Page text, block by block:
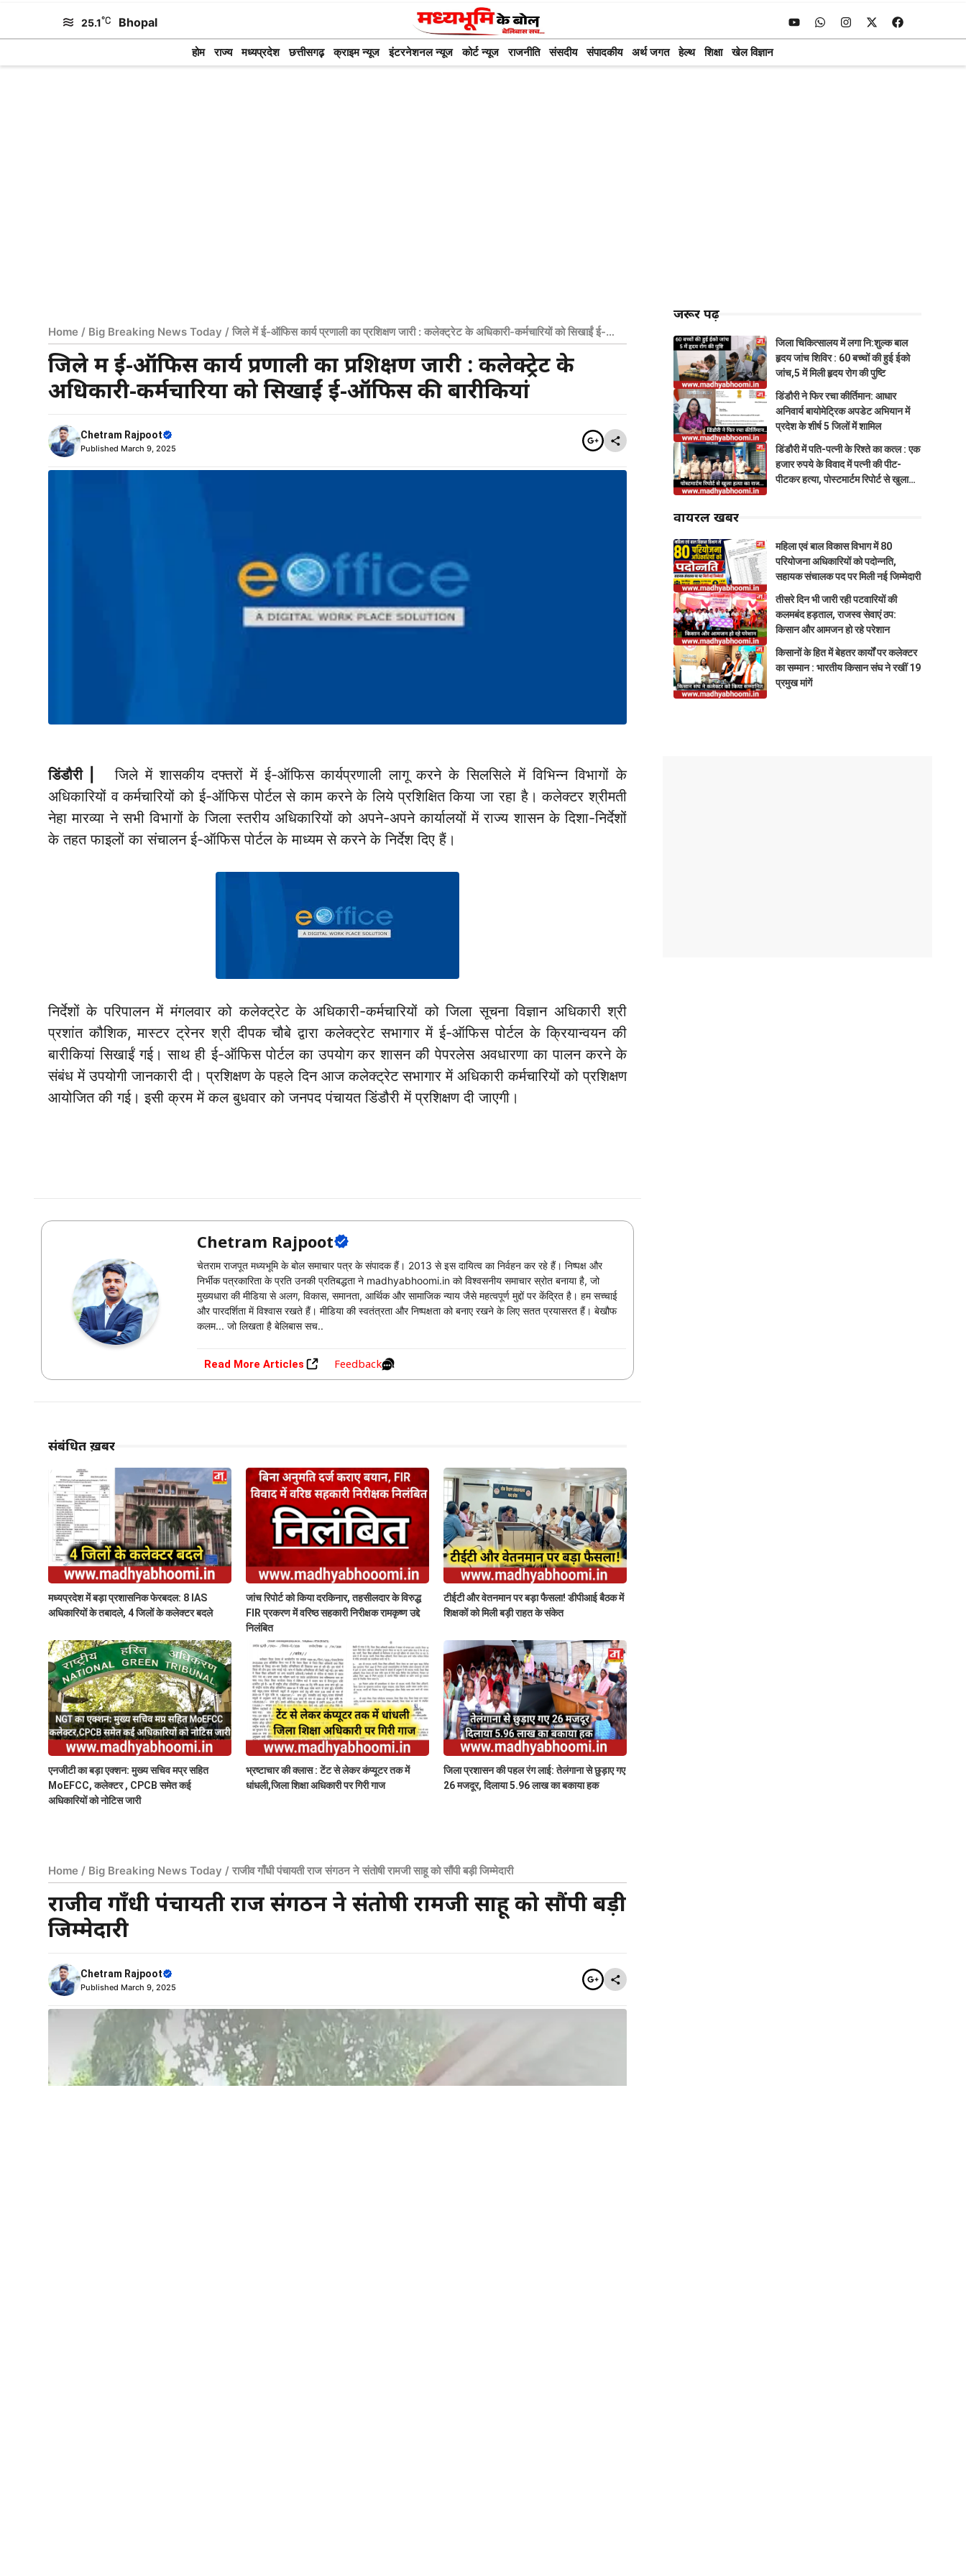
to
25.1 Bhopal
होम राज्य मध्यप्रदेश छत्तीसगढ़़ क्राइम न्यूज इंटरनेशनल न्यूज कोर्ट न्यूज राजनीति संसदीय संपादकीय अर्थ जगत हेल्थ शिक्षा खेल विज्ञान
Home / Big Breaking News Today / जिले में ई-ऑफिस कार्य प्रणाली का प्रशिक्षण जारी : कलेक्ट्रेट के अधिकारी-कर्मचारियों को सिखाईं ई-
ऑफिस की बारीकियां
जिले में ई-ऑफिस कार्य प्रणाली का प्रशिक्षण जारी : कलेक्ट्रेट के
अधिकारी-कर्मचारियों को सिखाईं ई-ऑफिस की बारीकियां
Chetram Rajpoot
Published March 9, 2025
डिंडौरी |
जिले में शासकीय दफ्तरों में ई-ऑफिस कार्यप्रणाली लागू करने के सिलसिले में विभिन्न विभागों के
अधिकारियों व कर्मचारियों को ई-ऑफिस पोर्टल से काम करने के लिये प्रशिक्षित किया जा रहा है। कलेक्टर श्रीमती
नेहा मारव्या ने सभी विभागों के जिला स्तरीय अधिकारियों को अपने-अपने कार्यालयों में राज्य शासन के दिशा-निर्देशों
के तहत फाइलों का संचालन ई-ऑफिस पोर्टल के माध्यम से करने के निर्देश दिए हैं।
निर्देशों के परिपालन में मंगलवार को कलेक्ट्रेट के अधिकारी-कर्मचारियों को जिला सूचना विज्ञान अधिकारी श्री
प्रशांत कौशिक, मास्टर ट्रेनर श्री दीपक चौबे द्वारा कलेक्ट्रेट सभागार में ई-ऑफिस पोर्टल के क्रियान्वयन की
बारीकियां सिखाईं गई। साथ ही ई-ऑफिस पोर्टल का उपयोग कर शासन की पेपरलेस अवधारणा का पालन करने के
संबंध में उपयोगी जानकारी दी। प्रशिक्षण के पहले दिन आज कलेक्ट्रेट सभागार में अधिकारी कर्मचारियों को प्रशिक्षण
आयोजित की गई। इसी क्रम में कल बुधवार को जनपद पंचायत डिंडौरी में प्रशिक्षण दी जाएगी।
Chetram Rajpoot
चेतराम राजपूत मध्यभूमि के बोल समाचार पत्र के संपादक हैं। 2013 से इस दायित्व का निर्वहन कर रहे हैं। निष्पक्ष और
निर्भीक पत्रकारिता के प्रति उनकी प्रतिबद्धता ने madhyabhoomi.in को विश्वसनीय समाचार स्रोत बनाया है, जो
मुख्यधारा की मीडिया से अलग, विकास, समानता, आर्थिक और सामाजिक न्याय जैसे महत्वपूर्ण मुद्दों पर केंद्रित है। हम सच्चाई
और पारदर्शिता में विश्वास रखते हैं। मीडिया की स्वतंत्रता और निष्पक्षता को बनाए रखने के लिए सतत प्रयासरत हैं। बेखौफ
कलम... जो लिखता है बेलिबास सच..
Read More Articles Feedback
संबंधित ख़बरें
मध्यप्रदेश में बड़ा प्रशासनिक फेरबदल: 8 IAS
अधिकारियों के तबादले, 4 जिलों के कलेक्टर बदले
जांच रिपोर्ट को किया दरकिनार, तहसीलदार के विरुद्ध
FIR प्रकरण में वरिष्ठ सहकारी निरीक्षक रामकृष्ण उद्दे
निलंबित
टीईटी और वेतनमान पर बड़ा फैसला! डीपीआई बैठक में
शिक्षकों को मिली बड़ी राहत के संकेत
एनजीटी का बड़ा एक्शन: मुख्य सचिव मप्र सहित
MoEFCC, कलेक्टर , CPCB समेत कई
अधिकारियों को नोटिस जारी
भ्रष्टाचार की क्लास : टेंट से लेकर कंप्यूटर तक में
धांधली,जिला शिक्षा अधिकारी पर गिरी गाज
जिला प्रशासन की पहल रंग लाई: तेलंगाना से छुड़ाए गए
26 मजदूर, दिलाया 5.96 लाख का बकाया हक
Home / Big Breaking News Today / राजीव गाँधी पंचायती राज संगठन ने संतोषी रामजी साहू को सौंपी बड़ी जिम्मेदारी
राजीव गाँधी पंचायती राज संगठन ने संतोषी रामजी साहू को सौंपी बड़ी
जिम्मेदारी
Chetram Rajpoot
Published March 9, 2025
जरूर पढ़ें
जिला चिकित्सालय में लगा नि:शुल्क बाल
हृदय जांच शिविर : 60 बच्चों की हुई ईको
जांच,5 में मिली हृदय रोग की पुष्टि
डिंडौरी ने फिर रचा कीर्तिमान: आधार
अनिवार्य बायोमेट्रिक अपडेट अभियान में
प्रदेश के शीर्ष 5 जिलों में शामिल
डिंडौरी में पति-पत्नी के रिश्ते का कत्ल : एक
हजार रुपये के विवाद में पत्नी की पीट-
पीटकर हत्या, पोस्टमार्टम रिपोर्ट से खुला
वायरल खबरें
महिला एवं बाल विकास विभाग में 80
परियोजना अधिकारियों को पदोन्नति,
सहायक संचालक पद पर मिली नई जिम्मेदारी
तीसरे दिन भी जारी रही पटवारियों की
कलमबंद हड़ताल, राजस्व सेवाएं ठप:
किसान और आमजन हो रहे परेशान
किसानों के हित में बेहतर कार्यों पर कलेक्टर
का सम्मान : भारतीय किसान संघ ने रखीं 19
प्रमुख मांगें